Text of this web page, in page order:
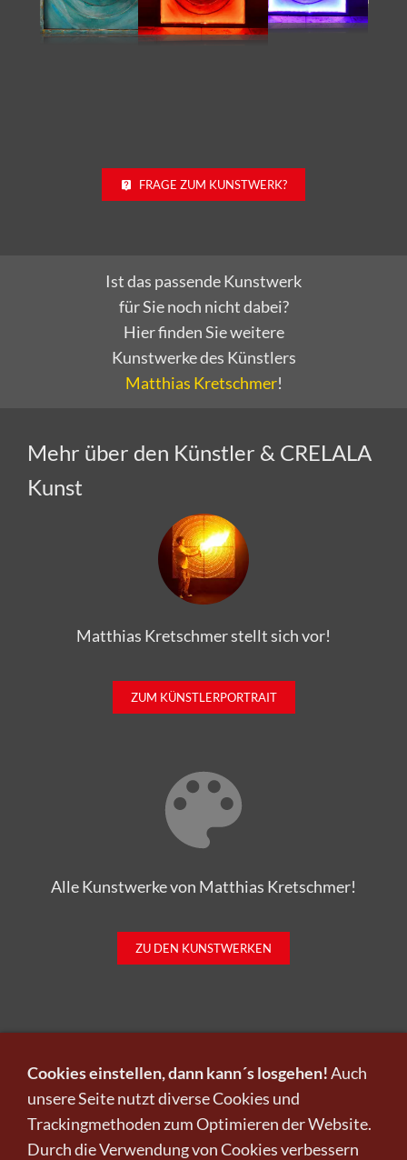
FRAGE ZUM KUNSTWERK?
Ist das passende Kunstwerk
für Sie noch nicht dabei?
Hier finden Sie weitere
Kunstwerke des Künstlers
Matthias Kretschmer!
Mehr über den Künstler & CRELALA
Kunst
Matthias Kretschmer stellt sich vor!
ZUM KÜNSTLERPORTRAIT
Alle Kunstwerke von Matthias Kretschmer!
ZU DEN KUNSTWERKEN
Infos zu Verkauf und Versand!
Cookies einstellen, dann kann´s losgehen!Auch
unsere Seite nutzt diverse Cookies und
Trackingmethoden zum Optimieren der Website.
Durch die Verwendung von Cookies verbessern